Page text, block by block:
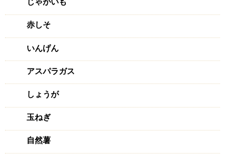
じゃがいも
赤しそ
いんげん
アスパラガス
しょうが
玉ねぎ
自然薯